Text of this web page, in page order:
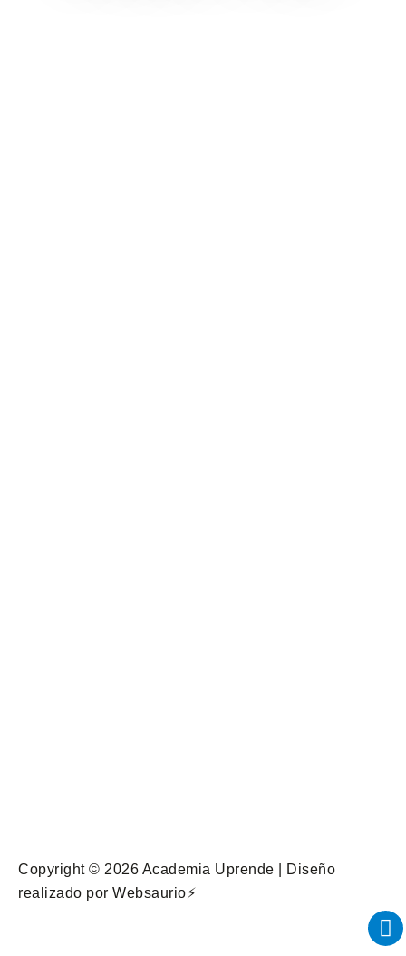
Copyright © 2026 Academia Uprende | Diseño
realizado por Websaurio⚡